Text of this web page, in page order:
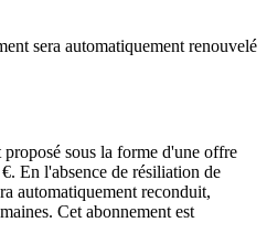
sera automatiquement renouvelé
sous la forme d'une offre
En l'absence de résiliation de
automatiquement reconduit,
Cet abonnement est